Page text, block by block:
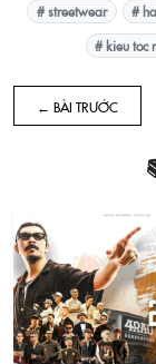
# streetwear
#
# kieu toc
← BÀI TRƯỚC